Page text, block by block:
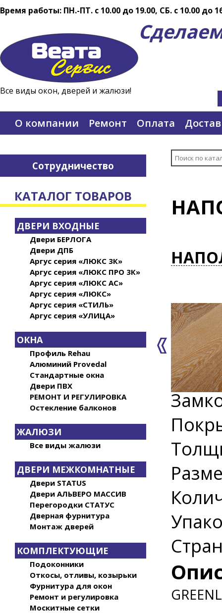
Время работы: ПН.-ПТ. c 10.00 до 19.00, СБ. с 10.00 до
Все виды окон, дверей и жалюзи!
О компании Ремонт Оплата
Сотрудничество
КАТАЛОГ ТОВАРОВ
ДВЕРИ ВХОДНЫЕ
Двери БЕРЛОГА
Двери ДПБ
Аргус серия «ЛЮКС 3К»
Аргус серия «ЛЮКС ПРО 3К»
Аргус серия «ЛЮКС АС»
Аргус серия «ЛЮКС»
Аргус серия «СТИЛЬ»
Аргус серия «УЛИЦА»
ОКНА
Профиль Rehau
Алюминий Provedal
Стандартные окна
Двери ПВХ
РЕМОНТ И РЕГУЛИРОВКА
Остекление балконов
ЖАЛЮЗИ
Все виды жалюзи
ДВЕРИ МЕЖКОМНАТНЫЕ
Двери STATUS
Двери АЛЬВЕРО МАССИВ
Перегородки СТАТУС
Дверная фурнитура
Монтаж дверей
КОМПЛЕКТУЮЩИЕ
Подоконники
Откосы, отливы, козырьки
Фурнитура для окон
Ремонт и регулировка
Москитные сетки